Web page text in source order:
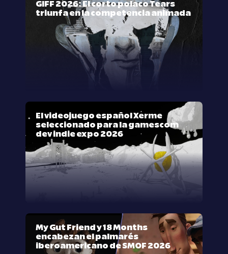
GIFF 2026: El corto polaco Tears
triunfa en la competencia animada
El videojuego español Xerme
seleccionado para la gamescom
dev indie expo 2026
My Gut Friend y 18 Months
encabezan el palmarés
iberoamericano de SMOF 2026